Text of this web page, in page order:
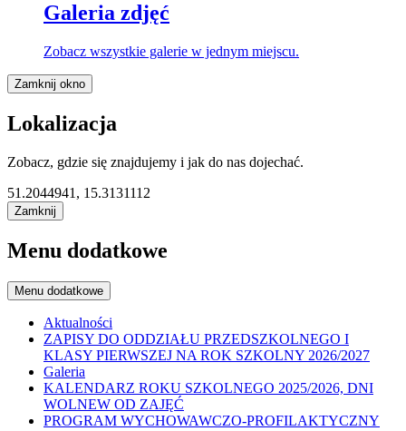
Galeria zdjęć
Zobacz wszystkie galerie w jednym miejscu.
Zamknij okno
Lokalizacja
Zobacz, gdzie się znajdujemy i jak do nas dojechać.
51.2044941, 15.3131112
Zamknij
Menu dodatkowe
Menu dodatkowe
Aktualności
ZAPISY DO ODDZIAŁU PRZEDSZKOLNEGO I
KLASY PIERWSZEJ NA ROK SZKOLNY 2026/2027
Galeria
KALENDARZ ROKU SZKOLNEGO 2025/2026, DNI
WOLNEW OD ZAJĘĆ
PROGRAM WYCHOWAWCZO-PROFILAKTYCZNY